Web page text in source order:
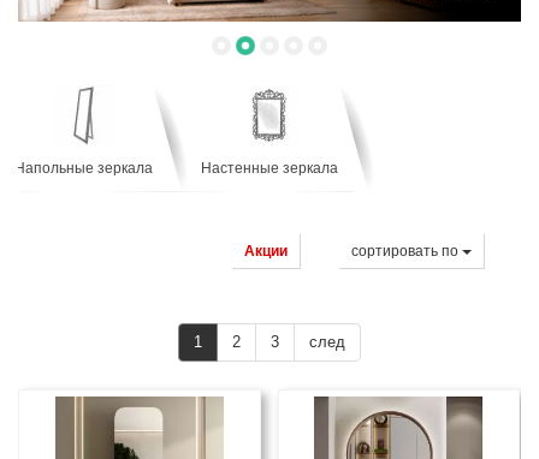
Напольные зеркала Настенные зеркала
cортировать по
Акции
1 2 3 след